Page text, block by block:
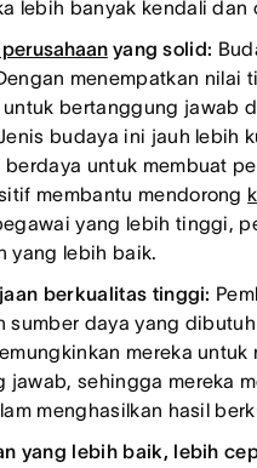
lebih banyak kendali
yang solid:
menempatkan nilai
bertanggung jawab
budaya ini jauh lebih
untuk membuat
membantu mendorong
yang lebih tinggi,
yang lebih baik.
berkualitas tinggi:
sumber daya yang
mereka
jawab, sehingga mereka
menghasilkan hasil
yang lebih baik, lebih